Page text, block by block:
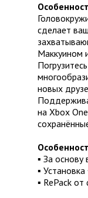
сделает
Маккуином
новых
на Xbox
▪ За основу
▪
▪ RePack от